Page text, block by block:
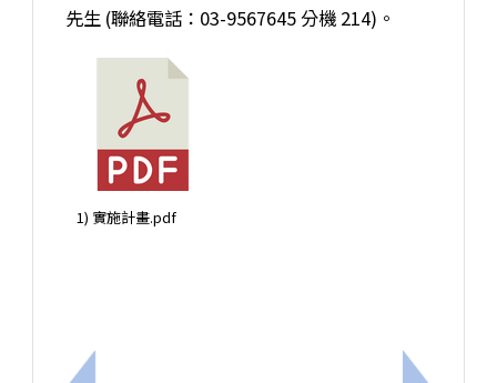
先生 (聯絡電話：03-9567645 分機 214)。
1) 實施計畫.pdf